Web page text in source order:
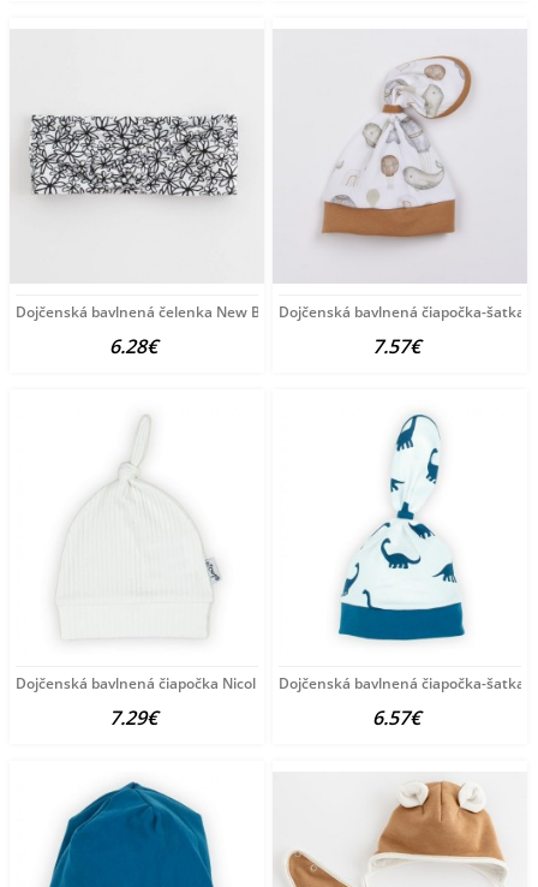
Dojčenská bavlnená čelenka New Baby Be Happy biela
6.28€
Dojčenská bavlnená čiapočka-šatka
7.57€
Dojčenská bavlnená čiapočka Nicol Lea biela
7.29€
Dojčenská bavlnená čiapočka-šatka
6.57€